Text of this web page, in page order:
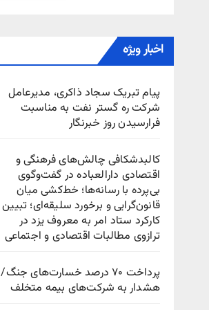
اخبار ویژه
پیام تبریک سجاد ذاکری، مدیرعامل
شرکت ره‌ گستر نفت به مناسبت
فرارسیدن روز خبرنگار
کالبدشکافی چالش‌های فرهنگی و
اقتصادی دارالعباده در گفت‌وگوی
بی‌پرده با رسانه‌ها؛ خط‌کشی میان
قانون‌گرایی و برخورد سلیقه‌ای؛ تبیین
کارکرد ستاد امر به معروف یزد در
ترازوی مطالبات اقتصادی و اجتماعی
پرداخت ۷۰ درصد خسارت‌های جنگ/
هشدار به شرکت‌های بیمه متخلف